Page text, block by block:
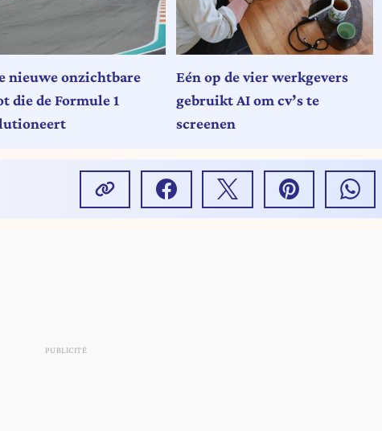
nieuwe onzichtbare
die de Formule 1
Eén op de vier werkgevers
gebruikt AI om cv’s te
screenen